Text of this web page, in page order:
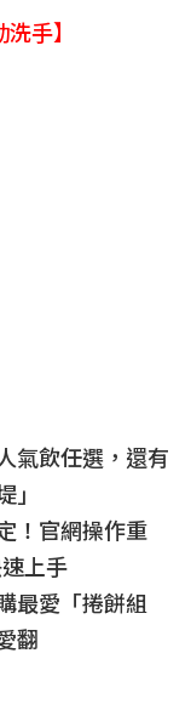
手】
氣飲任選，還有
！官網操作重
上手
最愛「捲餅組
翻